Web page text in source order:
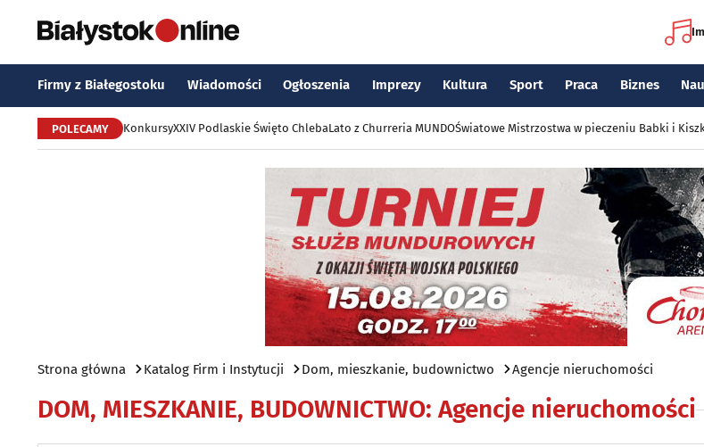
Firmy z Białegostoku Wiadomości Ogłoszenia Imprezy Kultura Sport Praca Biznes
POLECAMY KonkursyXXIV Podlaskie Święto ChlebaLato z Churreria MUNDOŚwiatowe Mistrzostwa w pieczeniu Babki i
Strona główna Katalog Firm i Instytucji Dom, mieszkanie, budownictwo Agencje nieruchomości
DOM, MIESZKANIE, BUDOWNICTWO: Agencje nieruchomości